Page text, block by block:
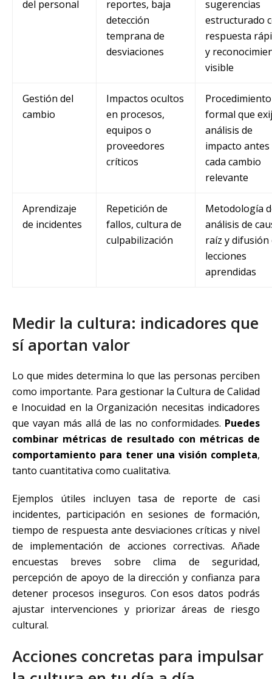
del personal
reportes, baja
detección
temprana de
desviaciones
sugerencias
estructurado
respuesta
y
visible
Gestión del
cambio
Impactos ocultos
en procesos,
equipos o
proveedores
críticos
Procedimiento
formal que
análisis de
impacto antes
cada cambio
relevante
Aprendizaje
de incidentes
Repetición de
fallos, cultura de
culpabilización
Metodología
análisis de
raíz y difusión
lecciones
aprendidas
Medir la cultura: indicadores que
sí aportan valor
Lo que mides determina lo que las personas perciben
como importante. Para gestionar la Cultura de Calidad
e Inocuidad en la Organización necesitas indicadores
que vayan más allá de las no conformidades. Puedes
combinar métricas de resultado con métricas de
comportamiento para tener una visión completa,
tanto cuantitativa como cualitativa.
Ejemplos útiles incluyen tasa de reporte de casi
incidentes, participación en sesiones de formación,
tiempo de respuesta ante desviaciones críticas y nivel
de implementación de acciones correctivas. Añade
encuestas breves sobre clima de seguridad,
percepción de apoyo de la dirección y confianza para
detener procesos inseguros. Con esos datos podrás
ajustar intervenciones y priorizar áreas de riesgo
cultural.
Acciones concretas para impulsar